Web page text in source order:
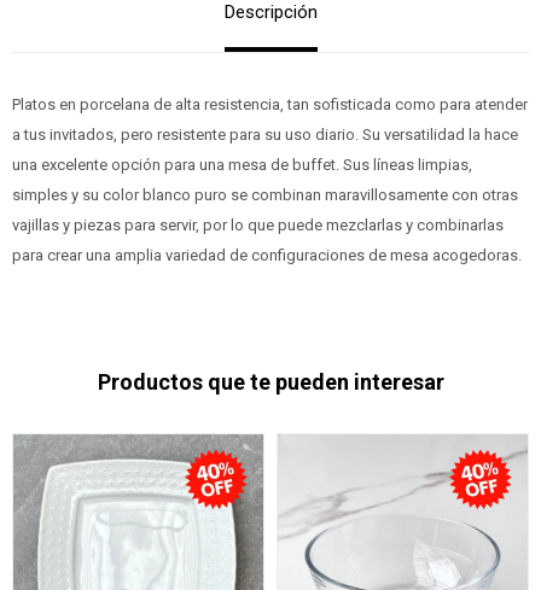
Descripción
Platos en porcelana de alta resistencia, tan sofisticada como para atender
a tus invitados, pero resistente para su uso diario. Su versatilidad la hace
una excelente opción para una mesa de buffet. Sus líneas limpias,
simples y su color blanco puro se combinan maravillosamente con otras
vajillas y piezas para servir, por lo que puede mezclarlas y combinarlas
para crear una amplia variedad de configuraciones de mesa acogedoras.
Productos que te pueden interesar